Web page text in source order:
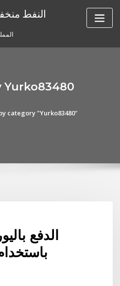
النفط
Yurko83480
category "Yurko83480"
الدفع